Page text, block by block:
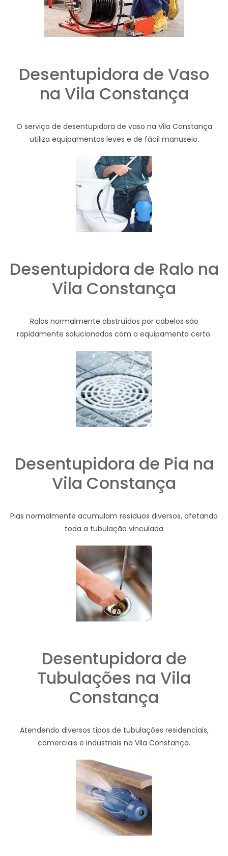
Desentupidora de Vaso
na Vila Constança
O serviço de desentupidora de vaso na Vila Constança
utiliza equipamentos leves e de fácil manuseio.
Desentupidora de Ralo na
Vila Constança
Ralos normalmente obstruídos por cabelos são
rapidamente solucionados com o equipamento certo.
Desentupidora de Pia na
Vila Constança
Pias normalmente acumulam resíduos diversos, afetando
toda a tubulação vinculada
Desentupidora de
Tubulações na Vila
Constança
Atendendo diversos tipos de tubulações residenciais,
comerciais e industriais na Vila Constança.